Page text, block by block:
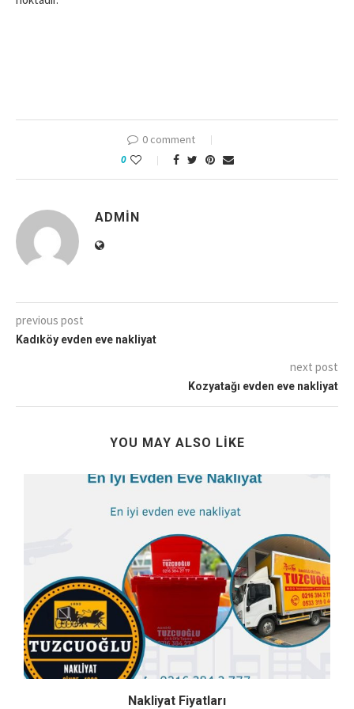
0 comment
0
ADMIN
previous post
Kadıköy evden eve nakliyat
next post
Kozyatağı evden eve nakliyat
YOU MAY ALSO LIKE
Nakliyat Fiyatları